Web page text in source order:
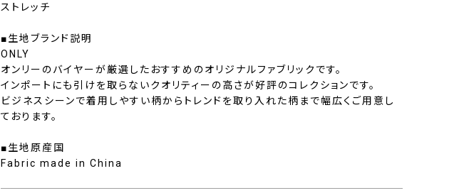
ストレッチ
■生地ブランド説明
ONLY
オンリーのバイヤーが厳選したおすすめのオリジナルファブリックです。
インポートにも引けを取らないクオリティーの高さが好評のコレクションです。
ビジネスシーンで着用しやすい柄からトレンドを取り入れた柄まで幅広くご用意し
ております。
■生地原産国
Fabric made in China